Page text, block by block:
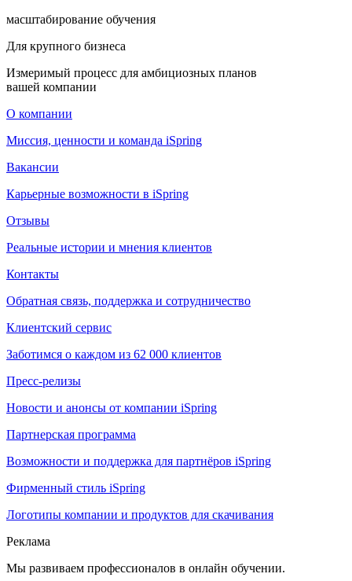
масштабирование обучения
Для крупного бизнеса
Измеримый процесс для амбициозных планов
вашей компании
О компании
Миссия, ценности и команда iSpring
Вакансии
Карьерные возможности в iSpring
Отзывы
Реальные истории и мнения клиентов
Контакты
Обратная связь, поддержка и сотрудничество
Клиентский сервис
Заботимся о каждом из 62 000 клиентов
Пресс-релизы
Новости и анонсы от компании iSpring
Партнерская программа
Возможности и поддержка для партнёров iSpring
Фирменный стиль iSpring
Логотипы компании и продуктов для скачивания
Реклама
Мы развиваем профессионалов в онлайн обучении.